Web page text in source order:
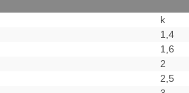
k
1,4
1,6
2
2,5